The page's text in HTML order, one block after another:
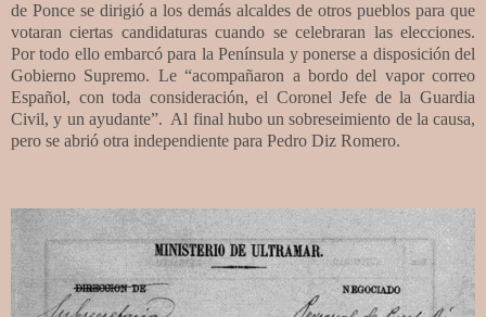
de Ponce se dirigió a los demás alcaldes de otros pueblos para que
votaran ciertas candidaturas cuando se celebraran las elecciones.
Por todo ello embarcó para la Península y ponerse a disposición del
Gobierno Supremo. Le “acompañaron a bordo del vapor correo
Español, con toda consideración, el Coronel Jefe de la Guardia
Civil, y un ayudante”. Al final hubo un sobreseimiento de la causa,
pero se abrió otra independiente para Pedro Diz Romero.